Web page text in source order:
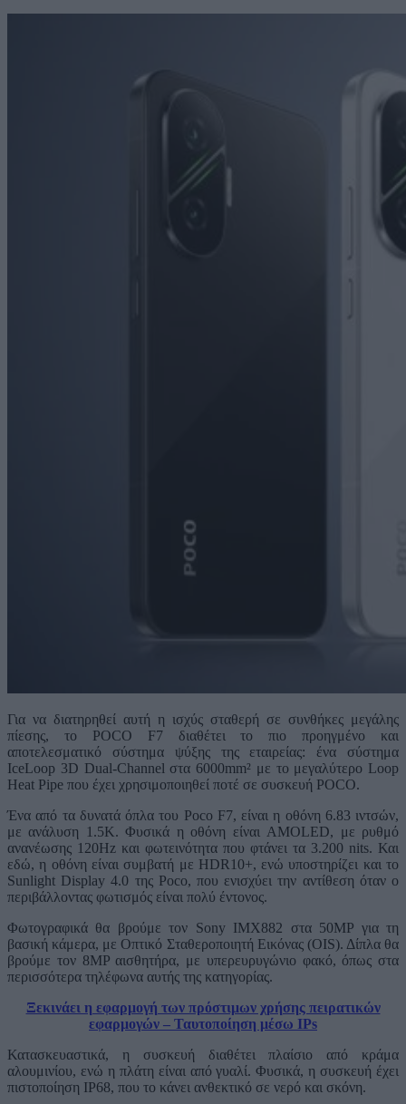
Για να διατηρηθεί αυτή η ισχύς σταθερή σε συνθήκες μεγάλης
πίεσης, το POCO F7 διαθέτει το πιο προηγμένο και
αποτελεσματικό σύστημα ψύξης της εταιρείας: ένα σύστημα
IceLoop 3D Dual-Channel στα 6000mm² με το μεγαλύτερο Loop
Heat Pipe που έχει χρησιμοποιηθεί ποτέ σε συσκευή POCO.
Ένα από τα δυνατά όπλα του Poco F7, είναι η οθόνη 6.83 ιντσών,
με ανάλυση 1.5Κ. Φυσικά η οθόνη είναι AMOLED, με ρυθμό
ανανέωσης 120Hz και φωτεινότητα που φτάνει τα 3.200 nits. Και
εδώ, η οθόνη είναι συμβατή με HDR10+, ενώ υποστηρίζει και το
Sunlight Display 4.0 της Poco, που ενισχύει την αντίθεση όταν ο
περιβάλλοντας φωτισμός είναι πολύ έντονος.
Φωτογραφικά θα βρούμε τον Sony IMX882 στα 50MP για τη
βασική κάμερα, με Οπτικό Σταθεροποιητή Εικόνας (OIS). Δίπλα θα
βρούμε τον 8MP αισθητήρα, με υπερευρυγώνιο φακό, όπως στα
περισσότερα τηλέφωνα αυτής της κατηγορίας.
Ξεκινάει η εφαρμογή των πρόστιμων χρήσης πειρατικών
εφαρμογών – Ταυτοποίηση μέσω IPs
Κατασκευαστικά, η συσκευή διαθέτει πλαίσιο από κράμα
αλουμινίου, ενώ η πλάτη είναι από γυαλί. Φυσικά, η συσκευή έχει
πιστοποίηση IP68, που το κάνει ανθεκτικό σε νερό και σκόνη.